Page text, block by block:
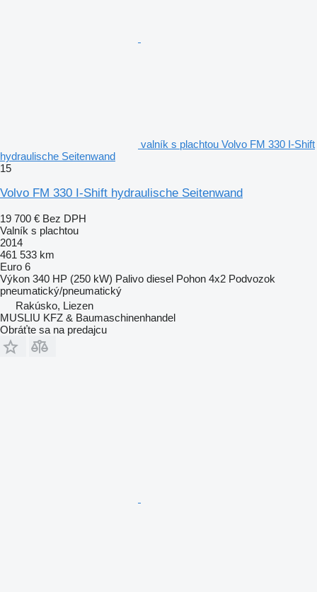
valník s plachtou Volvo FM 330 I-Shift
hydraulische Seitenwand
15
Volvo FM 330 I-Shift hydraulische Seitenwand
19 700 € Bez DPH
Valník s plachtou
2014
461 533 km
Euro 6
Výkon 340 HP (250 kW) Palivo diesel Pohon 4x2 Podvozok
pneumatický/pneumatický
Rakúsko, Liezen
MUSLIU KFZ & Baumaschinenhandel
Obráťte sa na predajcu